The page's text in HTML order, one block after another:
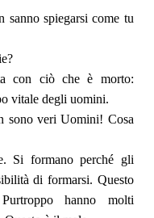
sanno spiegarsi come tu
con ciò che è morto:
vitale degli uomini.
sono veri Uomini! Cosa
Si formano perché gli
di formarsi. Questo
hanno molti